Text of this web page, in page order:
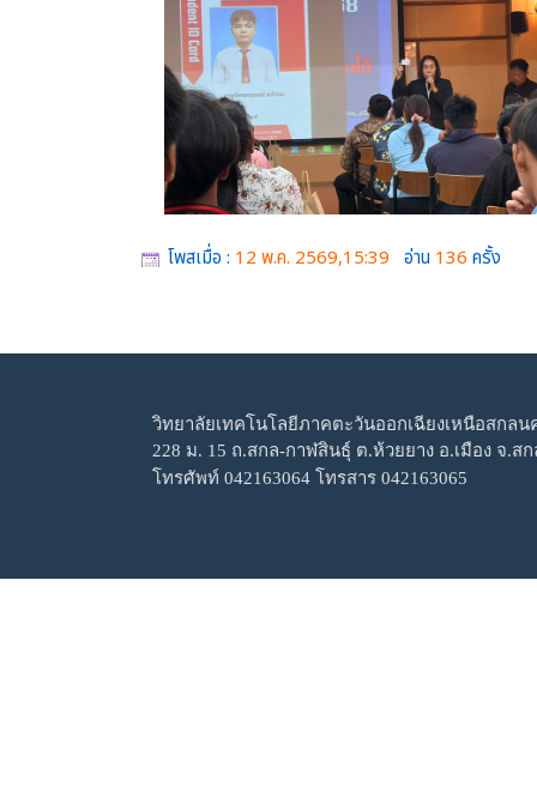
โพสเมื่อ : 12 พ.ค. 2569,15:39 อ่าน 136 ครั้ง
วิทยาลัยเทคโนโลยีภาคตะวันออกเฉียงเหนือสกลน
228 ม. 15 ถ.สกล-กาฬสินธุ์ ต.ห้วยยาง อ.เมือง จ.ส
โทรศัพท์ 042163064 โทรสาร 042163065